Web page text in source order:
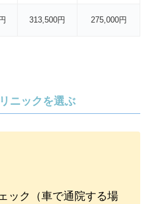
313,500円 275,000円
ニックを選ぶ
ック（車で通院する場